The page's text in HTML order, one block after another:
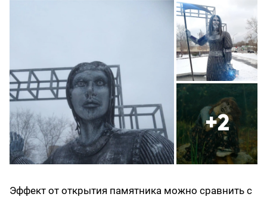
+2
Эффект от открытия памятника можно сравнить с